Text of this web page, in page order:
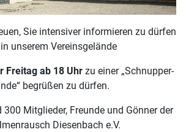
Sie intensiver informieren zu dürfen
unserem Vereinsgelände
Freitag ab 18 Uhr zu einer „Schnupper-
begrüßen zu dürfen.
300 Mitglieder, Freunde und Gönner der
Diesenbach e.V.